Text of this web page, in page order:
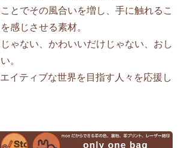
とでその風合いを増し、手に触れるこ
感じさせる素材。
ゃない、かわいいだけじゃない、おし
。
イティブな世界を目指す人々を応援し